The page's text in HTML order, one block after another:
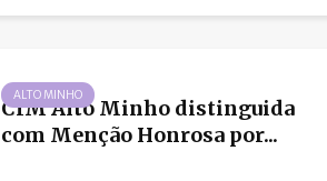
ALTO MINHO
CIM Alto Minho distinguida
com Menção Honrosa por...